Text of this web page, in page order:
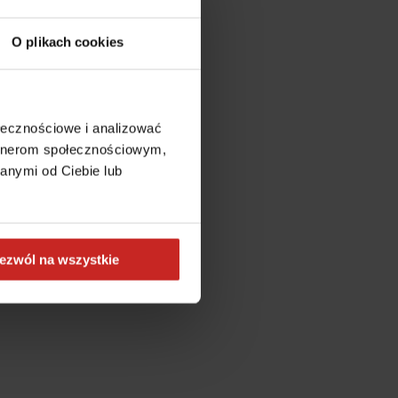
O plikach cookies
i analizować
społecznościowym,
od Ciebie lub
na wszystkie
information).